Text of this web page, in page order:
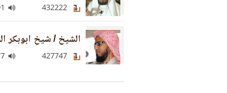
الشيخ / شيخ ابوبكر
1162177